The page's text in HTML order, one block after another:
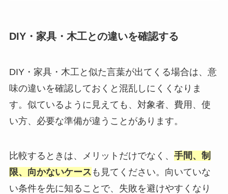
DIY・家具・木工との違いを確認する
DIY・家具・木工と似た言葉が出てくる場合は、意
味の違いを確認しておくと混乱しにくくなりま
す。似ているように見えても、対象者、費用、使
い方、必要な準備が違うことがあります。
比較するときは、メリットだけでなく、 手間、制
限、向かないケース も見てください。向いていな
い条件を先に知ることで、失敗を避けやすくなり